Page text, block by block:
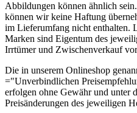
Abbildungen können ähnlich
können wir keine Haftung
im Lieferumfang nicht enthalten.
Marken sind Eigentum des
Irrtümer und Zwischenverkauf
Die in unserem Onlineshop
="Unverbindlichen
erfolgen ohne Gewähr und unter
Preisänderungen des jeweiligen